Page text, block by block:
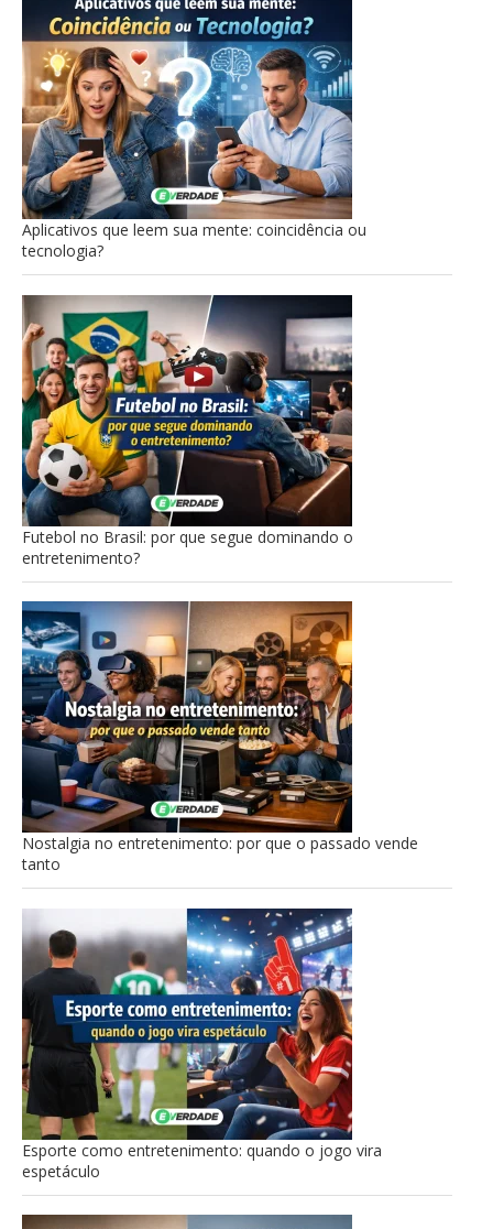
Aplicativos que leem sua mente: coincidência ou
tecnologia?
Futebol no Brasil: por que segue dominando o
entretenimento?
Nostalgia no entretenimento: por que o passado vende
tanto
Esporte como entretenimento: quando o jogo vira
espetáculo